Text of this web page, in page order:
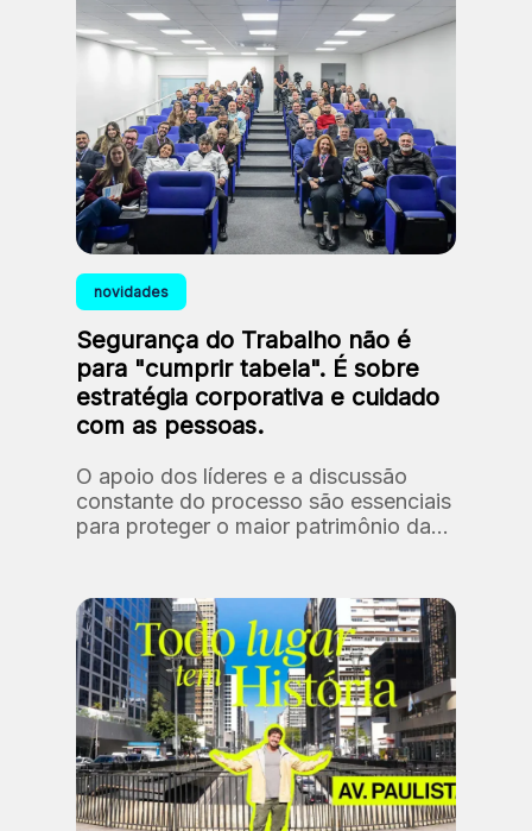
novidades
Segurança do Trabalho não é
para "cumprir tabela". É sobre
estratégia corporativa e cuidado
com as pessoas.
O apoio dos líderes e a discussão
constante do processo são essenciais
para proteger o maior patrimônio da